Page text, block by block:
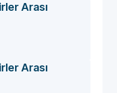
Arası
Arası